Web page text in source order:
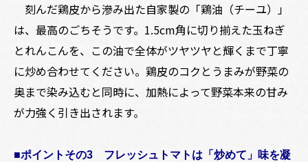
刻んだ鶏皮から滲み出た自家製の「鶏油（チーユ）」
は、最高のごちそうです。1.5cm角に切り揃えた玉ねぎ
とれんこんを、この油で全体がツヤツヤと輝くまで丁寧
に炒め合わせてください。鶏皮のコクとうまみが野菜の
奥まで染み込むと同時に、加熱によって野菜本来の甘み
が力強く引き出されます。
■ポイントその3 フレッシュトマトは「炒めて」味を凝